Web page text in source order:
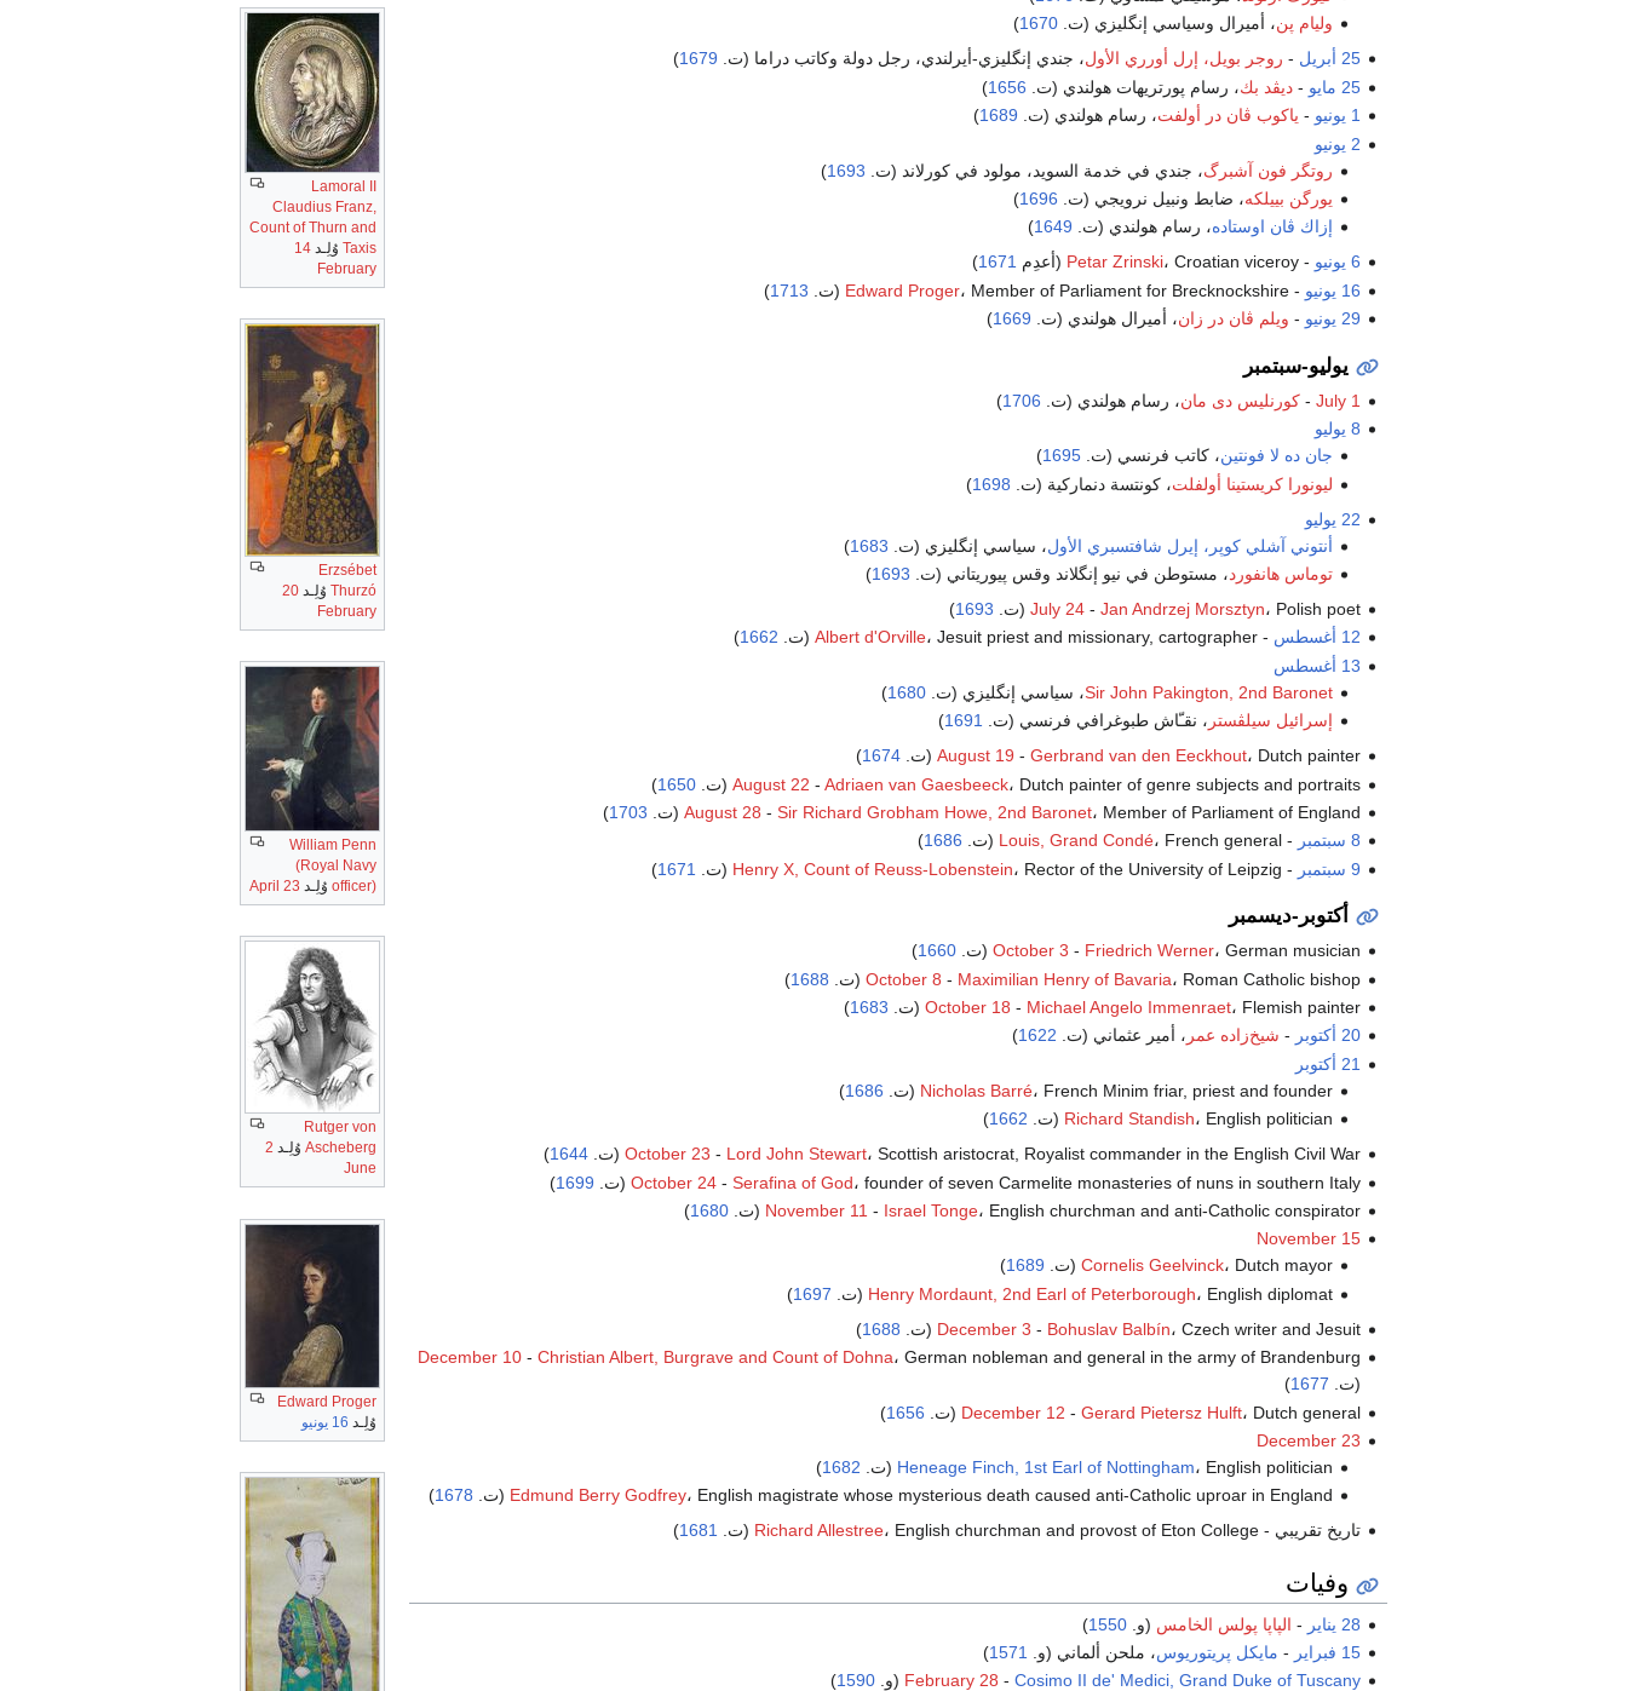
Lamoral II
Claudius Franz,
Count of Thurn and
Taxis وُلِـد 14
February
Erzsébet
Thurzó وُلِـد 20
February
William Penn
(Royal Navy
officer) وُلِـد 23 April
Rutger von
Ascheberg وُلِـد 2
June
Edward Proger
وُلِـد 16 يونيو
وليام پن، أميرال وسياسي إنگليزي (ت. 1670
)
25 أبريل
- روجر بويل، إرل أورري الأول، جندي إنگليزي-أيرلندي، رجل دولة وكاتب دراما (ت. 1679
)
25 مايو
-ديڤد بك، رسام پورتريهات هولندي (ت. 1656
)
1 يونيو
- ياكوب ڤان در أولفت، رسام هولندي (ت. 1689
)
2 يونيو
روتگر فون آشبرگ، جندي في خدمة السويد، مولود في كورلاند (ت. 1693
)
يورگن بييلكه، ضابط ونبيل نرويجي (ت. 1696
)
إزاك ڤان اوستاده، رسام هولندي (ت. 1649
)
6 يونيو
-
Petar Zrinski، Croatian viceroy (أعدِم 1671
)
16 يونيو
-
Edward Proger، Member of Parliament for Brecknockshire (ت. 1713
)
29 يونيو
- ويلم ڤان در زان، أميرال هولندي (ت. 1669
)
يوليو-سبتمبر
July 1
-كورنليس دى مان، رسام هولندي (ت. 1706
)
8 يوليو
جان ده لا فونتين، كاتب فرنسي (ت. 1695
)
ليونورا كريستينا أولفلت، كونتسة دنماركية (ت. 1698
)
22 يوليو
أنتوني آشلي كوپر، إيرل شافتسبري الأول، سياسي إنگليزي (ت. 1683
)
توماس هانفورد، مستوطن في نيو إنگلاند وقس پيوريتاني (ت. 1693
)
July 24- Jan Andrzej Morsztyn، Polish poet (ت. 1693
)
12 أغسطس
-
Albert d'Orville، Jesuit priest and missionary, cartographer (ت. 1662
)
13 أغسطس
Sir John Pakington, 2nd Baronet، سياسي إنگليزي (ت. 1680
)
إسرائيل سيلڤستر ، نقـّاش طبوغرافي فرنسي (ت. 1691
)
August 19 - Gerbrand van den Eeckhout، Dutch painter (ت. 1674
)
August 22 - Adriaen van Gaesbeeck، Dutch painter of genre subjects and portraits (ت. 1650
)
August 28 - Sir Richard Grobham Howe, 2nd Baronet، Member of Parliament of England (ت. 1703
)
8 سبتمبر
-
Louis, Grand Condé، French general (ت. 1686
)
9 سبتمبر
-
Henry X, Count of Reuss-Lobenstein، Rector of the University of Leipzig (ت. 1671
)
أكتوبر-ديسمبر
October 3 - Friedrich Werner، German musician (ت. 1660
)
October 8 - Maximilian Henry of Bavaria، Roman Catholic bishop (ت. 1688
)
October 18 - Michael Angelo Immenraet، Flemish painter (ت. 1683
)
20 أكتوبر
- شيخ‌زاده عمر ، أمير عثماني (ت. 1622
)
21 أكتوبر
Nicholas Barré، French Minim friar, priest and founder (ت. 1686
)
Richard Standish، English politician (ت. 1662
)
October 23 - Lord John Stewart، Scottish aristocrat, Royalist commander in the English Civil War (ت. 1644
)
October 24- Serafina of God، founder of seven Carmelite monasteries of nuns in southern Italy (ت. 1699
)
November 11 - Israel Tonge، English churchman and anti-Catholic conspirator (ت. 1680
)
November 15
Cornelis Geelvinck، Dutch mayor (ت. 1689
)
Henry Mordaunt, 2nd Earl of Peterborough، English diplomat (ت. 1697
)
December 3 - Bohuslav Balbín، Czech writer and Jesuit (ت. 1688
)
December 10- Christian Albert, Burgrave and Count of Dohna، German nobleman and general in the army of Brandenburg
(ت. 1677
)
December 12 - Gerard Pietersz Hulft، Dutch general (ت. 1656
)
December 23
Heneage Finch, 1st Earl of Nottingham، English politician (ت. 1682
)
Edmund Berry Godfrey، English magistrate whose mysterious death caused anti-Catholic uproar in England (ت. 1678
)
تاريخ تقريبي -
Richard Allestree، English churchman and provost of Eton College (ت. 1681
)
وفيات
28 يناير - الپاپا پولس الخامس (و.1550
)
15 فبراير
- مايكل پريتوريوس، ملحن ألماني (و. 1571
)
February 28 - Cosimo II de' Medici, Grand Duke of Tuscany (و.1590
)